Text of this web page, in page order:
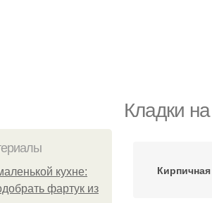
Кладки
кухне:
фартук из